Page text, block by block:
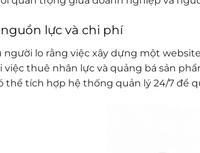
lực và chi phí
người lo rằng việc xây dựng một
việc thuê nhân lực và quảng bá sản
thể tích hợp hệ thống quản lý 24/7 để